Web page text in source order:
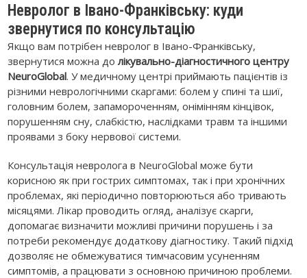
Невролог в Івано-Франківську: куди
звернутися по консультацію
Якщо вам потрібен невролог в Івано-Франківську,
звернутися можна долікувально-діагностичного центру
NeuroGlobal. У медичному центрі приймають пацієнтів із
різними неврологічними скаргами: болем у спині та шиї,
головним болем, запамороченням, онімінням кінцівок,
порушенням сну, слабкістю, наслідками травм та іншими
проявами з боку нервової системи.
Консультація невролога в NeuroGlobal може бути
корисною як при гострих симптомах, так і при хронічних
проблемах, які періодично повторюються або тривають
місяцями. Лікар проводить огляд, аналізує скарги,
допомагає визначити можливі причини порушень і за
потреби рекомендує додаткову діагностику. Такий підхід
дозволяє не обмежуватися тимчасовим усуненням
симптомів, а працювати з основною причиною проблеми.